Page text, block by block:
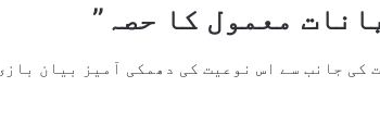
معمول کا حصہ”
کی جانب سے اس نوعیت کی دھمکی آمیز بیان